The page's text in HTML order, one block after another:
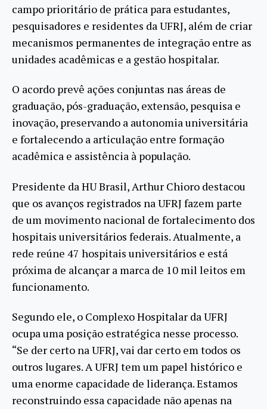
campo prioritário de prática para estudantes,
pesquisadores e residentes da UFRJ, além de criar
mecanismos permanentes de integração entre as
unidades acadêmicas e a gestão hospitalar.
O acordo prevê ações conjuntas nas áreas de
graduação, pós-graduação, extensão, pesquisa e
inovação, preservando a autonomia universitária
e fortalecendo a articulação entre formação
acadêmica e assistência à população.
Presidente da HU Brasil, Arthur Chioro destacou
que os avanços registrados na UFRJ fazem parte
de um movimento nacional de fortalecimento dos
hospitais universitários federais. Atualmente, a
rede reúne 47 hospitais universitários e está
próxima de alcançar a marca de 10 mil leitos em
funcionamento.
Segundo ele, o Complexo Hospitalar da UFRJ
ocupa uma posição estratégica nesse processo.
“Se der certo na UFRJ, vai dar certo em todos os
outros lugares. A UFRJ tem um papel histórico e
uma enorme capacidade de liderança. Estamos
reconstruindo essa capacidade não apenas na